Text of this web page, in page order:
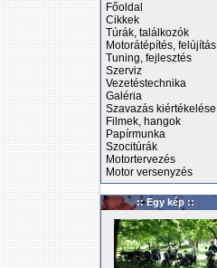
Főoldal
Cikkek
Túrák, találkozók
Motorátépítés, felújítás
Tuning, fejlesztés
Szerviz
Vezetéstechnika
Galéria
Szavazás kiértékelése
Filmek, hangok
Papírmunka
Szocitúrák
Motortervezés
Motor versenyzés
:: Egy kép ::